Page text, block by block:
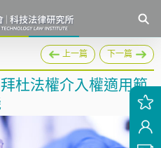
上一篇 下一篇
杜法權介入權適用範